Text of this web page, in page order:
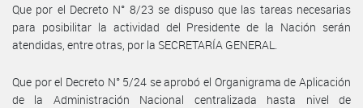
Que por el Decreto N° 8/23 se dispuso que las tareas necesarias
para posibilitar la actividad del Presidente de la Nación serán
atendidas, entre otras, por la SECRETARÍA GENERAL.
Que por el Decreto N° 5/24 se aprobó el Organigrama de Aplicación
de la Administración Nacional centralizada hasta nivel de